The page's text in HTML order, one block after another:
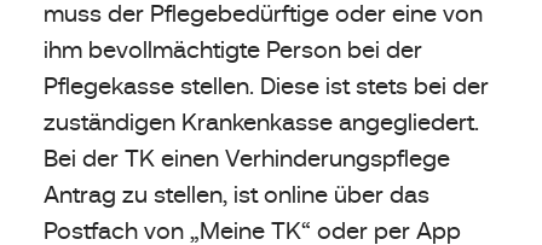
muss der Pflegebedürftige oder eine von
ihm bevollmächtigte Person bei der
Pflegekasse stellen. Diese ist stets bei der
zuständigen Krankenkasse angegliedert.
Bei der TK einen Verhinderungspflege
Antrag zu stellen, ist online über das
Postfach von „Meine TK“ oder per App